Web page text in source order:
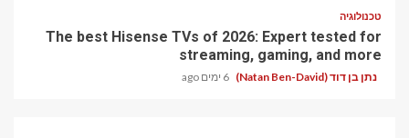
טכנולוגיה
The best Hisense TVs of 2026: Expert tested for
streaming, gaming, and more
נתן בן דוד (Natan Ben-David) 6 ימים ago